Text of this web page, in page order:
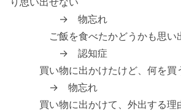
→ 物忘れ
ご飯を食べたかどうかも思い
→ 認知症
買い物に出かけたけど、何を買
→ 物忘れ
買い物に出かけて、外出する理